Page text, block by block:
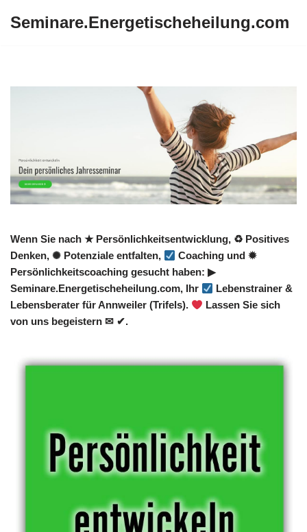
Seminare.Energetischeheilung.com
Wenn Sie nach ★ Persönlichkeitsentwicklung, ♻ Positives
Denken, ✺ Potenziale entfalten,
Coaching und ✹
Persönlichkeitscoaching gesucht haben: ▶︎
Seminare.Energetischeheilung.com, Ihr
Lebenstrainer &
Lebensberater für Annweiler (Trifels).
Lassen Sie sich
von uns begeistern ✉ ✔.